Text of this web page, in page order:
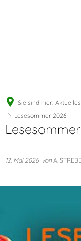
Sie sind hier: Aktuelles
Lesesommer 2026
12. Mai 2026 von A.